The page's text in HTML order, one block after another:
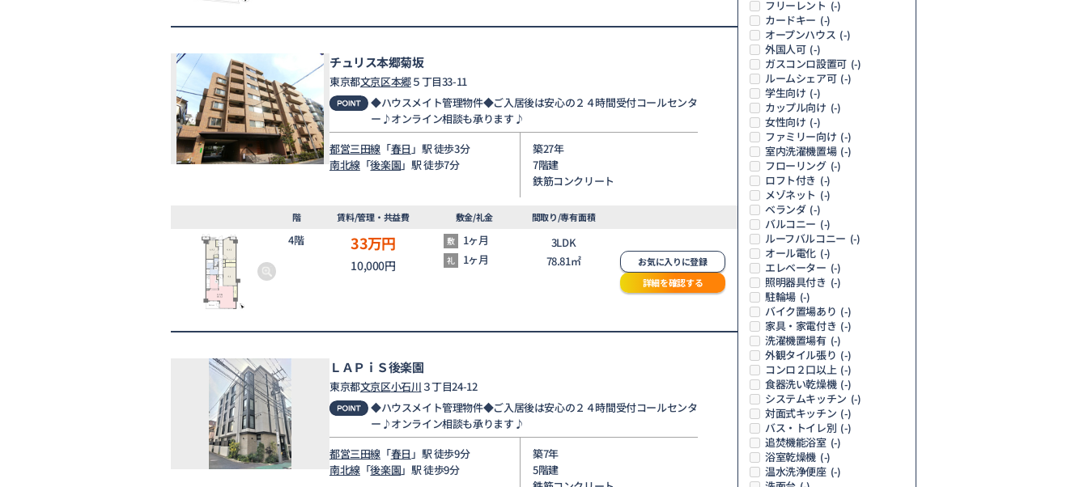
チュリス本郷菊坂
東京都文京区本郷５丁目33-11
◆ハウスメイト管理物件◆ご入居後は安心の２４時間受付コールセンタ
ー♪オンライン相談も承ります♪
都営三田線 「春日 」駅 徒歩3分
南北線「後楽園」駅 徒歩7分
築27年
7階建
鉄筋コンクリート
階 賃料/管理・共益費 敷金/礼金 間取り/専有面積
4階 33万円
10,000円
敷 1ヶ月
礼 1ヶ月
3LDK
78.81㎡
お気に入りに登録
詳細を確認する
ＬＡＰｉＳ後楽園
東京都文京区小石川 ３丁目24-12
◆ハウスメイト管理物件◆ご入居後は安心の２４時間受付コールセンタ
ー♪オンライン相談も承ります♪
都営三田線 「春日 」駅 徒歩9分
南北線「後楽園」駅 徒歩9分
築7年
5階建
フリーレント (-)
カードキー (-)
オープンハウス (-)
外国人可 (-)
ガスコンロ設置可 (-)
ルームシェア可 (-)
学生向け (-)
カップル向け (-)
女性向け (-)
ファミリー向け (-)
室内洗濯機置場 (-)
フローリング (-)
ロフト付き (-)
メゾネット (-)
ベランダ (-)
バルコニー (-)
ルーフバルコニー (-)
オール電化 (-)
エレベーター (-)
照明器具付き (-)
駐輪場 (-)
バイク置場あり (-)
家具・家電付き (-)
洗濯機置場有 (-)
外観タイル張り (-)
コンロ２口以上 (-)
食器洗い乾燥機 (-)
システムキッチン (-)
対面式キッチン (-)
バス・トイレ別 (-)
追焚機能浴室 (-)
浴室乾燥機 (-)
温水洗浄便座 (-)